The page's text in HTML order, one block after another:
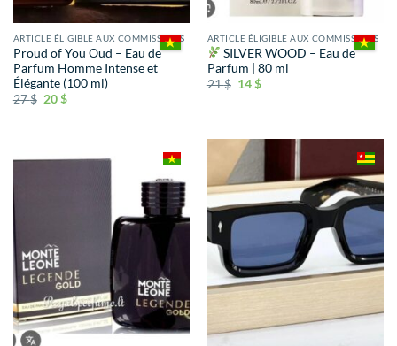
ARTICLE ÉLIGIBLE AUX COMMISSIONS
Proud of You Oud – Eau de
Parfum Homme Intense et
Élégante (100 ml)
27$ 20$
ARTICLE ÉLIGIBLE AUX COMMISSIONS
SILVER WOOD – Eau de
Parfum | 80 ml
21$ 14$